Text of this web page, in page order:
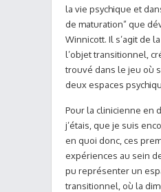
la vie psychique et
de maturation” que
Winnicott. Il s’agit de
l’objet transitionnel,
trouvé dans le jeu où
deux espaces
Pour la clinicienne en
j’étais, que je suis
en quoi donc, ces
expériences au sein
pu représenter un
transitionnel, où la